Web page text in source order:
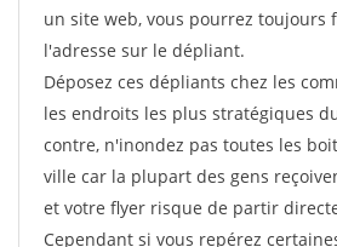
un site web, vous pourrez toujours
l'adresse sur le dépliant.
Déposez ces dépliants chez les
les endroits les plus stratégiques
contre, n'inondez pas toutes les
ville car la plupart des gens
et votre flyer risque de partir
Cependant si vous repérez